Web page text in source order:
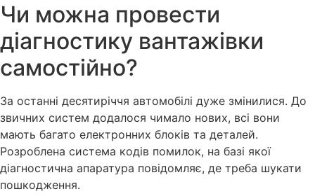
Чи можна провести
діагностику вантажівки
самостійно?
За останні десятиріччя автомобілі дуже змінилися. До
звичних систем додалося чимало нових, всі вони
мають багато електронних блоків та деталей.
Розроблена система кодів помилок, на базі якої
діагностична апаратура повідомляє, де треба шукати
пошкодження.